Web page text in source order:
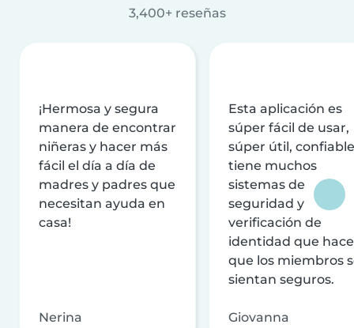
3,400+ reseñas
¡Hermosa y segura
manera de encontrar
niñeras y hacer más
fácil el día a día de
madres y padres que
necesitan ayuda en
casa!
Nerina
Esta aplicación es
súper fácil de usar,
súper útil,
tiene muchos
sistemas de
seguridad y
verificación de
identidad que
que los miembros
sientan seguros.
Giovanna